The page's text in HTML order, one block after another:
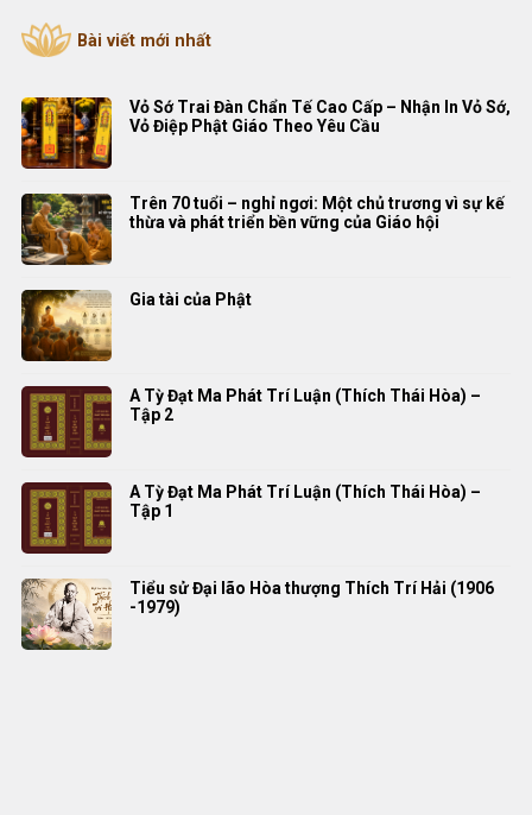
Bài viết mới nhất
Vỏ Sớ Trai Đàn Chẩn Tế Cao Cấp – Nhận In Vỏ Sớ,
Vỏ Điệp Phật Giáo Theo Yêu Cầu
Trên 70 tuổi – nghỉ ngơi: Một chủ trương vì sự kế
thừa và phát triển bền vững của Giáo hội
Gia tài của Phật
A Tỳ Đạt Ma Phát Trí Luận (Thích Thái Hòa) –
Tập 2
A Tỳ Đạt Ma Phát Trí Luận (Thích Thái Hòa) –
Tập 1
Tiểu sử Đại lão Hòa thượng Thích Trí Hải (1906
-1979)